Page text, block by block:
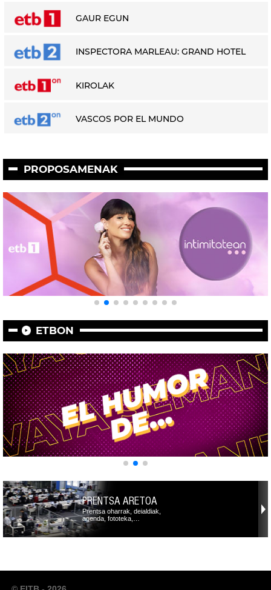
GAUR EGUN
INSPECTORA MARLEAU: GRAND HOTEL
KIROLAK
VASCOS POR EL MUNDO
PROPOSAMENAK
ETBON
PRENTSA ARETOA
Prentsa oharrak, deialdiak,
agenda, fototeka,…